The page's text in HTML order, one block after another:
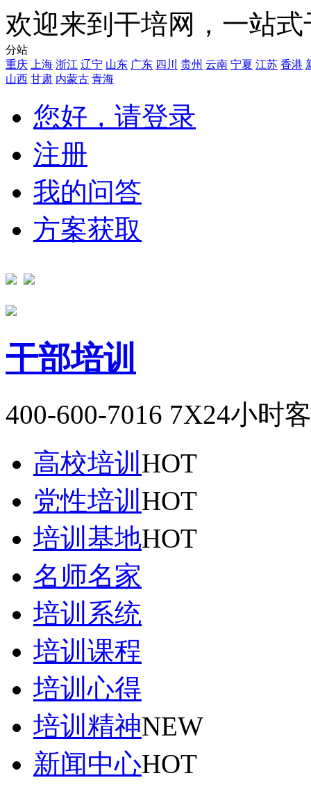
欢迎来到干培网，一站
分站
重庆
上海 浙江 辽宁 山东 广东 四川 贵州 云南 宁夏 江苏 香港
山西 甘肃 内蒙古 青海
您好，请登录
注册
我的问答
方案获取
干部培训
400-600-7016 7X24小时
高校培训 HOT
党性培训 HOT
培训基地HOT
名师名家
培训系统
培训课程
培训心得
培训精神NEW
新闻中心HOT